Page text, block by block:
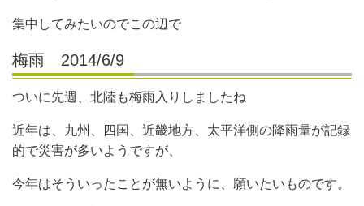
集中してみたいのでこの辺で
梅雨 2014/6/9
ついに先週、北陸も梅雨入りしましたね
近年は、九州、四国、近畿地方、太平洋側の降雨量が記録
的で災害が多いようですが、
今年はそういったことが無いように、願いたいものです。